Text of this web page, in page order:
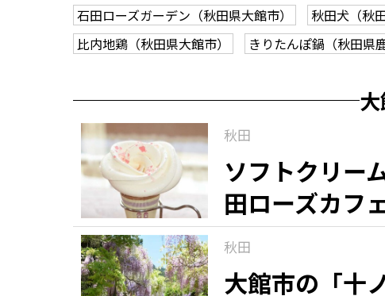
石田ローズガーデン（秋田県大館市）
秋田犬（秋
比内地鶏（秋田県大館市）
きりたんぽ鍋（秋田県
秋田
ソフトクリー
田ローズカフ
秋田
大館市の「十